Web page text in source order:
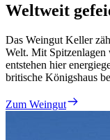
Weltweit
Das Weingut Keller
Welt. Mit
entstehen hier
britische Königshaus
Zum Weingut